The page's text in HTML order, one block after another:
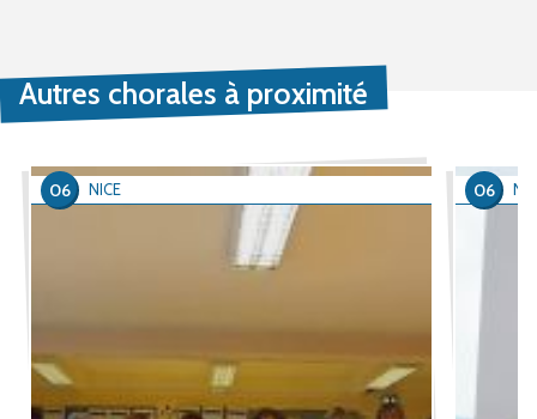
Autres chorales à proximité
NICE
06 06